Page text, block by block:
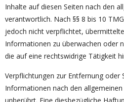
Inhalte auf diesen Seiten nach den
verantwortlich. Nach §§ 8 bis 10
jedoch nicht verpflichtet,
Informationen zu überwachen oder
die auf eine rechtswidrige Tätigkeit
Verpflichtungen zur Entfernung oder
Informationen nach den